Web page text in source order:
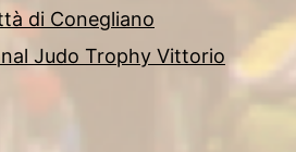
di Conegliano
Judo Trophy Vittorio